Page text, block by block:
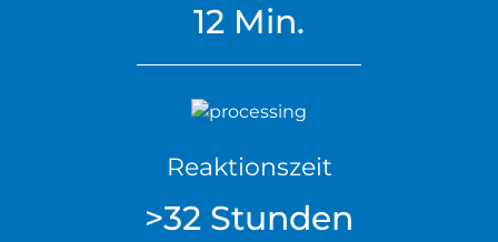
12 Min.
Reaktionszeit
>32 Stunden